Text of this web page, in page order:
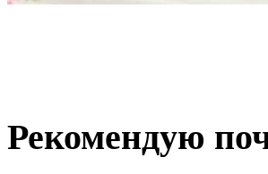
Рекомендую